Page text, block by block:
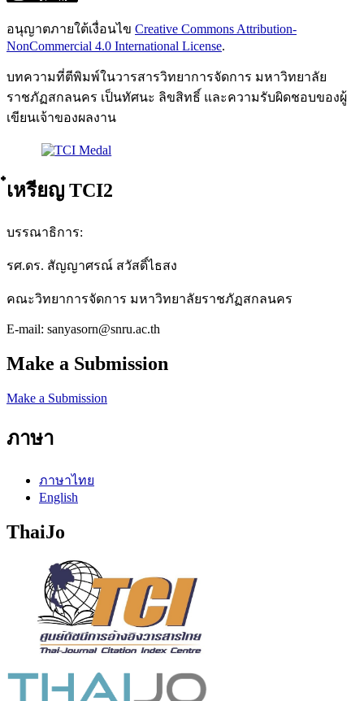
อนุญาตภายใต้เงื่อนไข Creative Commons Attribution-
NonCommercial 4.0 International License.
บทความที่ตีพิมพ์ในวารสารวิทยาการจัดการ มหาวิทยาลัย
ราชภัฏสกลนคร เป็นทัศนะ ลิขสิทธิ์ และความรับผิดชอบของผู้
เขียนเจ้าของผลงาน
๋เหรียญ TCI2
บรรณาธิการ:
รศ.ดร. สัญญาศรณ์ สวัสดิ์ไธสง
คณะวิทยาการจัดการ มหาวิทยาลัยราชภัฏสกลนคร
E-mail: sanyasorn@snru.ac.th
Make a Submission
Make a Submission
ภาษา
ภาษาไทย
English
ThaiJo